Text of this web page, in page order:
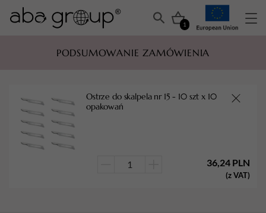
1
PODSUMOWANIE ZAMÓWIENIA
Ostrze do skalpela nr 15 - 10 szt x 10
opakowań
36,24 PLN
(z VAT)